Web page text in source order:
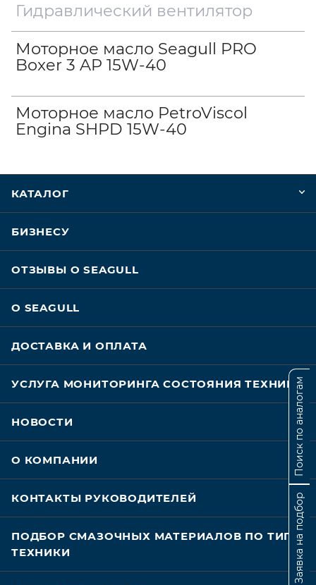
Гидравлический вентилятор
Моторное масло Seagull PRO
Boxer 3 AP 15W-40
Моторное масло PetroViscol
Engina SHPD 15W-40
КАТАЛОГ
БИЗНЕСУ
ОТЗЫВЫ О SEAGULL
О SEAGULL
ДОСТАВКА И ОПЛАТА
УСЛУГА МОНИТОРИНГА СОСТОЯНИЯ ТЕХНИКИ
НОВОСТИ
О КОМПАНИИ
КОНТАКТЫ РУКОВОДИТЕЛЕЙ
ПОДБОР СМАЗОЧНЫХ МАТЕРИАЛОВ ПО ТИПУ
ТЕХНИКИ
Заявка на подбор
Поиск по аналогам